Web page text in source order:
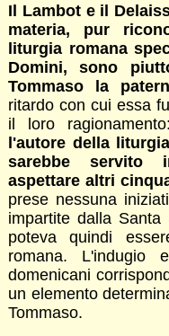
Il Lambot e il
materia, pur
liturgia romana
Domini, sono
Tommaso la
ritardo con cui essa
il loro
l'autore della
sarebbe servito
aspettare altri
prese nessuna
impartite dalla
poteva quindi
romana. L'indugio
domenicani
un elemento
Tommaso.